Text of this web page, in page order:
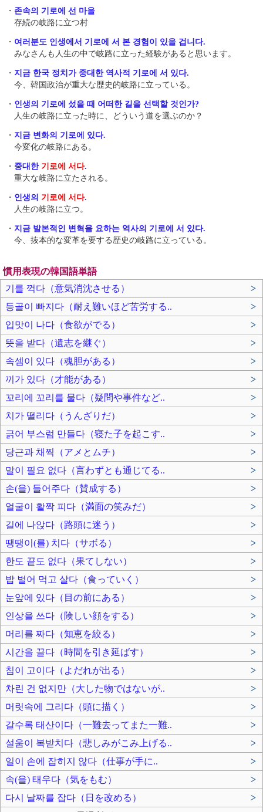
・ 존속의 기로에 선 마을
存続の岐路に立つ村
・ 여러분도 인생에서 기로에 서 본 경험이 있을 겁니다.
みなさんも人生の中で岐路に立った経験があると思います。
・ 지금 한국 정치가 중대한 역사적 기로에 서 있다.
今、韓国政治が重大な歴史的岐路に立っている。
・ 인생의 기로에 섰을 때 어떠한 길을 선택할 것인가?
人生の岐路に立った時に、どういう道を選ぶのか？
・ 지금 변화의 기로에 있다.
今変化の岐路にある。
・ 중대한 기로에 서다.
重大な岐路に立たされる。
・ 인생의 기로에 서다.
人生の岐路に立つ。
・ 지금 발본적인 변혁을 요하는 역사의 기로에 서 있다.
今、抜本的な変革を要する歴史の岐路に立っている。
慣用表現の韓国語単語
기를 꺽다（意気消沈させる）
>
등골이 빠지다（耐え難いほど苦労する..
>
입맛이 나다（食欲がでる）
>
뜻을 받다（遺志を継ぐ）
>
속셈이 있다（魂胆がある）
>
끼가 있다（才能がある）
>
꼬리에 꼬리를 물다（疑問や事件など..
>
치가 떨리다（うんざりだ）
>
긁어 부스럼 만들다（寝た子を起こす..
>
당근과 채찍（アメとムチ）
>
말이 필요 없다（言わずとも通じてる..
>
손(을) 들어주다（賛成する）
>
얼굴이 활짝 피다（満面の笑みだ）
>
길에 나앉다（路頭に迷う）
>
땡땡이(를) 치다（サボる）
>
한도 끝도 없다（果てしない）
>
밥 벌어 먹고 살다（食っていく）
>
눈앞에 있다（目の前にある）
>
인상을 쓰다（険しい顔をする）
>
머리를 짜다（知恵を絞る）
>
시간을 끌다（時間を引き延ばす）
>
침이 고이다（よだれが出る）
>
차린 건 없지만（大した物ではないが..
>
머릿속에 그리다（頭に描く）
>
갈수록 태산이다（一難去ってまた一難..
>
설움이 복받치다（悲しみがこみ上げる..
>
일이 손에 잡히지 않다（仕事が手に..
>
속(을) 태우다（気をもむ）
>
다시 날짜를 잡다（日を改める）
>